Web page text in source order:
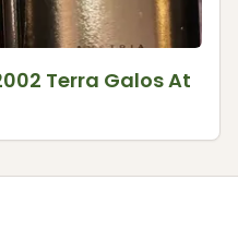
Terra Galos At